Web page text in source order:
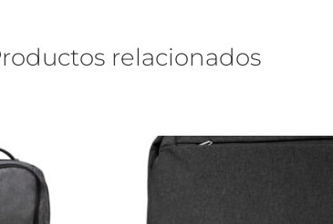
relacionados